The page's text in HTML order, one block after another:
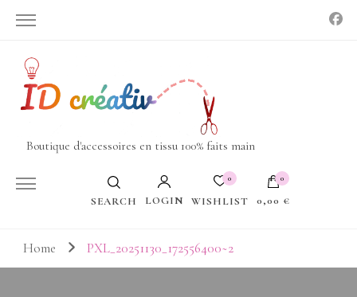
Boutique d'accessoires en tissu 100% faits main
SEARCH LOGIN
0
WISHLIST
0
0,00 €
Votre panier est vide.
Home PXL_20251130_172556400~2